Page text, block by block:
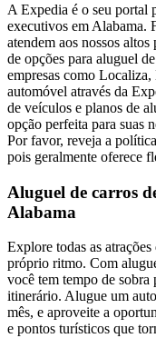
A Expedia é o seu portal
executivos em Alabama.
atendem aos nossos
de opções para aluguel
empresas como
automóvel através da
de veículos e planos de
opção perfeita para suas
Por favor, reveja a
pois geralmente oferece
Aluguel de carros
Alabama
Explore todas as
próprio ritmo. Com
você tem tempo de sobra
itinerário. Alugue um
mês, e aproveite a
e pontos turísticos que